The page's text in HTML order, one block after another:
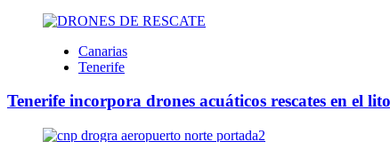
Canarias
Tenerife
Tenerife incorpora drones acuáticos rescates en el